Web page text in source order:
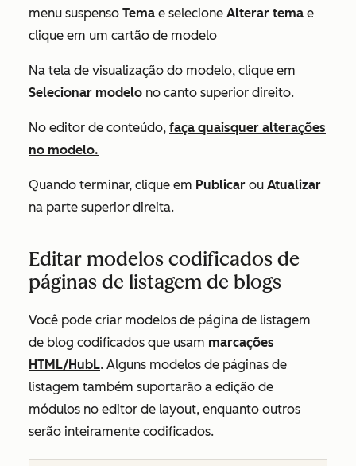
menu suspenso Tema e selecione Alterar tema e
clique em um cartão de modelo
Na tela de visualização do modelo, clique em
Selecionar modelo no canto superior direito.
No editor de conteúdo, faça quaisquer alterações
no modelo.
Quando terminar, clique em Publicar ou Atualizar
na parte superior direita.
Editar modelos codificados de
páginas de listagem de blogs
Você pode criar modelos de página de listagem
de blog codificados que usam marcações
HTML/HubL. Alguns modelos de páginas de
listagem também suportarão a edição de
módulos no editor de layout, enquanto outros
serão inteiramente codificados.